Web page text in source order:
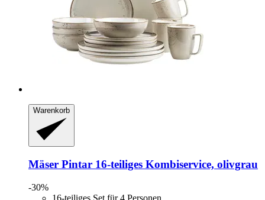
Warenkorb
Mäser Pintar 16-​teiliges Kombiservice, olivgrau
-30%
16-teiliges Set für 4 Personen